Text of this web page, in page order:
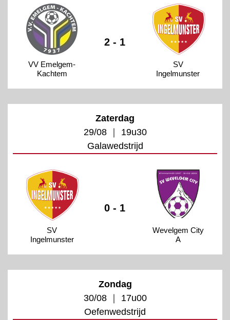
VV Emelgem-
Kachtem
2 - 1
SV
Ingelmunster
Zaterdag
29/08 ｜ 19u30
Galawedstrijd
SV
Ingelmunster
0 - 1
Wevelgem City
A
Zondag
30/08 ｜ 17u00
Oefenwedstrijd